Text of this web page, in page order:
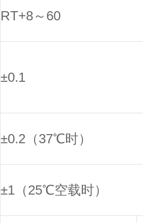
RT+8～60
±0.1
±0.2（37℃时）
±1（25℃空载时）